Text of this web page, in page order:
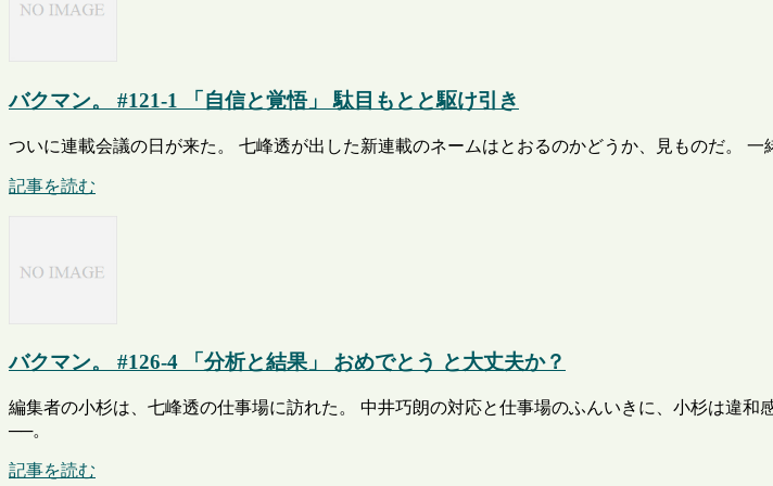
バクマン。 #121-1 「自信と覚悟」 駄目もとと駆け引き
ついに連載会議の日が来た。 七峰透が出した新連載のネームはとおるのかどうか、見ものだ。
記事を読む
バクマン。 #126-4 「分析と結果」 おめでとう と大丈夫か？
編集者の小杉は、七峰透の仕事場に訪れた。 中井巧朗の対応と仕事場のふんいきに、小杉は違
──。
記事を読む